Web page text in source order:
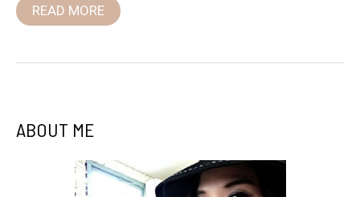
READ MORE
ABOUT ME